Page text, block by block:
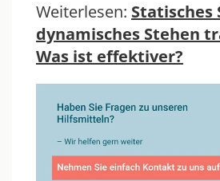
Weiterlesen: Statisches
dynamisches Stehen
Was ist effektiver?